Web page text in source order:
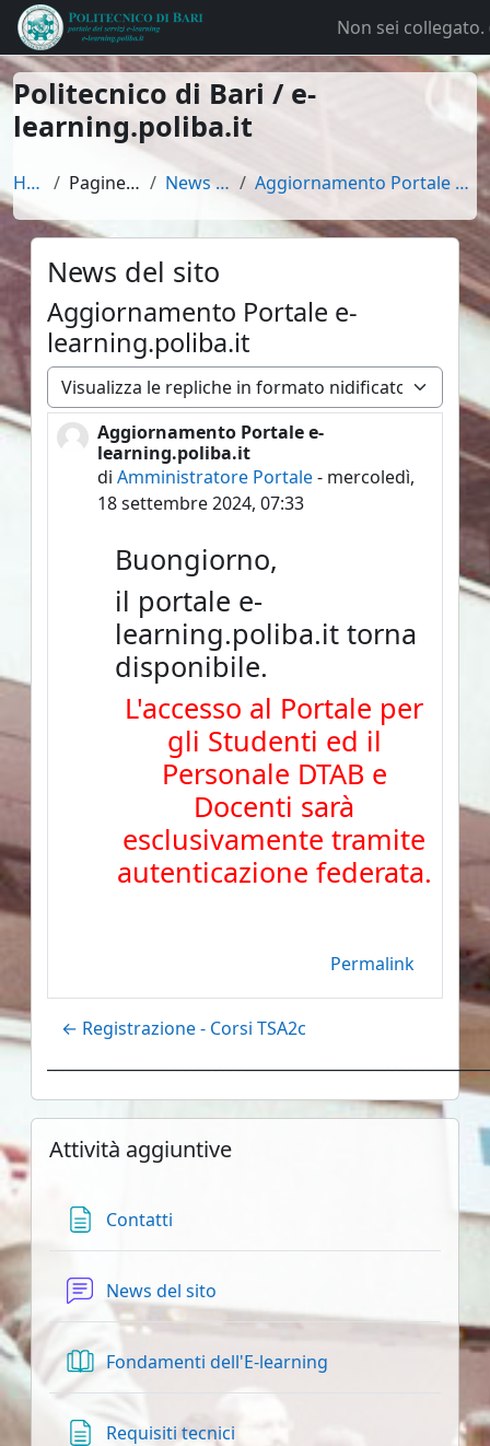
Vai al contenuto principale
Non sei collegato.
Politecnico di Bari / e-
learning.poliba.it
Home Pagine del sito News del sito Aggiornamento Portale e-learning.poliba.it
News del sito
Aggiornamento Portale e-
learning.poliba.it
Modalità visualizzazione
Aggiornamento Portale e-
learning.poliba.it
di Amministratore Portale- mercoledì,
18 settembre 2024, 07:33
Numero di risposte: 0
Buongiorno,
il portale e-
learning.poliba.it torna
disponibile.
L'accesso al Portale per
gli Studenti ed il
Personale DTAB e
Docenti sarà
esclusivamente tramite
autenticazione federata.
Permalink
← Registrazione - Corsi TSA2c
Blocchi
Salta Attività aggiuntive
Attività aggiuntive
Contatti
News del sito
Fondamenti dell'E-learning
Requisiti tecnici